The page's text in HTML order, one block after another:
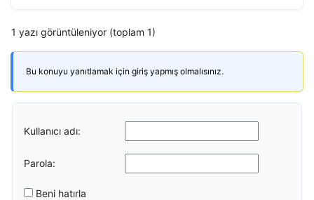
1 yazı görüntüleniyor (toplam 1)
Bu konuyu yanıtlamak için giriş yapmış olmalısınız.
Kullanıcı adı:
Parola:
Beni hatırla